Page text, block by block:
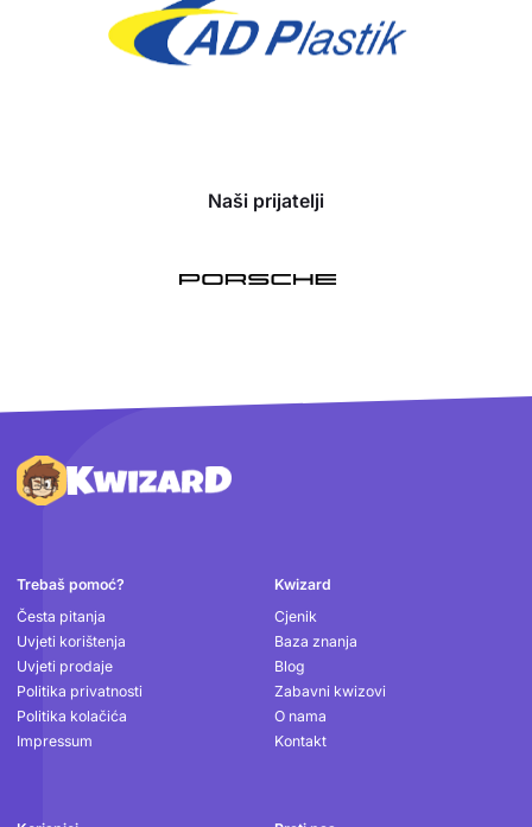
Naši prijatelji
Podnožje
Trebaš pomoć?
Česta pitanja
Uvjeti korištenja
Uvjeti prodaje
Politika privatnosti
Politika kolačića
Impressum
Kwizard
Cjenik
Baza znanja
Blog
Zabavni kwizovi
O nama
Kontakt